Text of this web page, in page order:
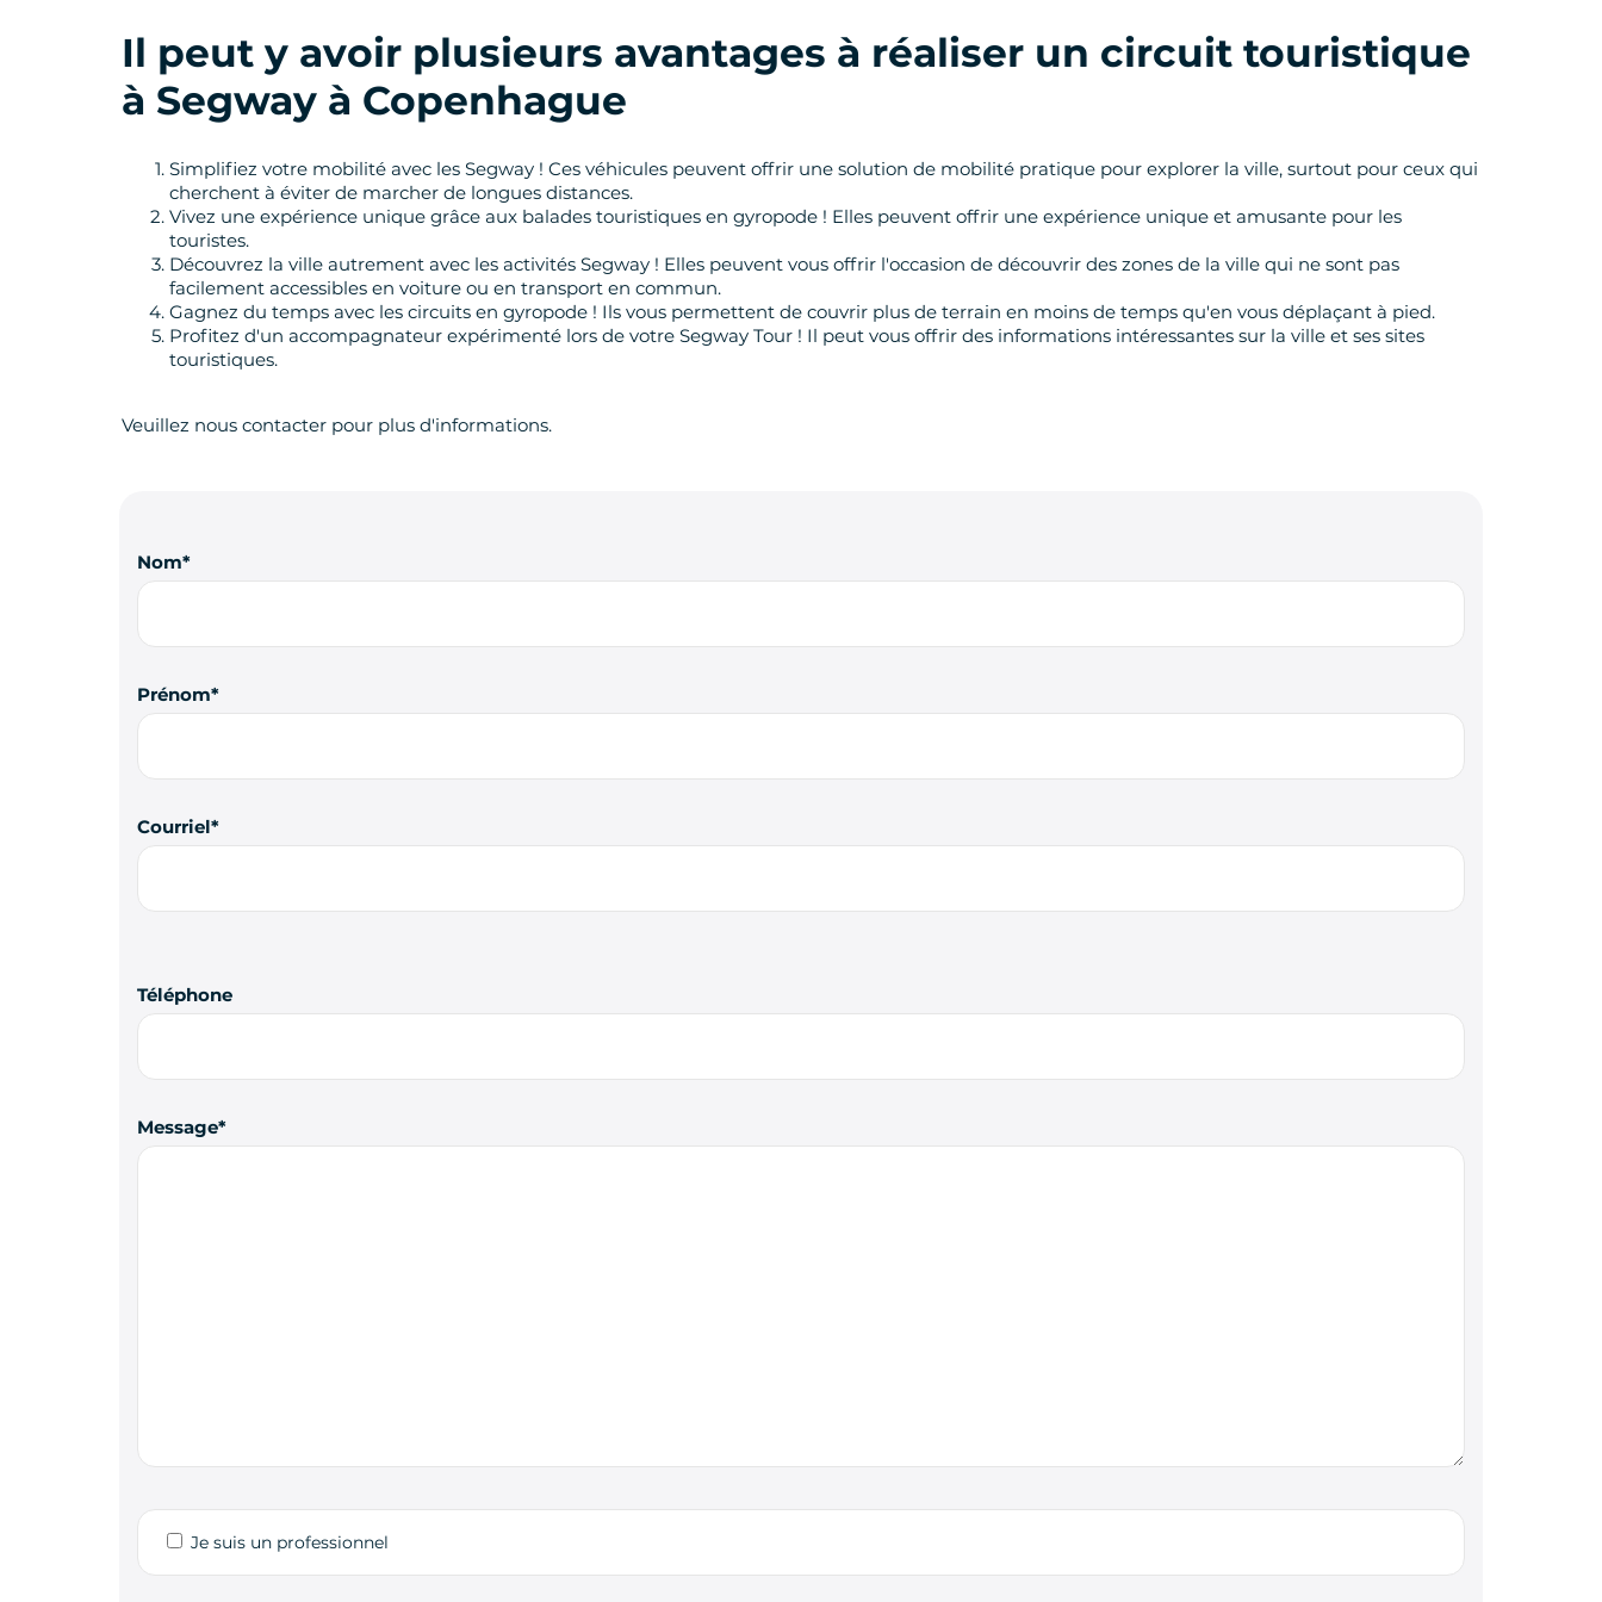
Il peut y avoir plusieurs avantages à réaliser un circuit touristique
à Segway à Copenhague
Simplifiez votre mobilité avec les Segway ! Ces véhicules peuvent offrir une solution de mobilité pratique pour explorer la ville, surtout pour ceux qui
cherchent à éviter de marcher de longues distances.
Vivez une expérience unique grâce aux balades touristiques en gyropode ! Elles peuvent offrir une expérience unique et amusante pour les
touristes.
Découvrez la ville autrement avec les activités Segway ! Elles peuvent vous offrir l'occasion de découvrir des zones de la ville qui ne sont pas
facilement accessibles en voiture ou en transport en commun.
Gagnez du temps avec les circuits en gyropode ! Ils vous permettent de couvrir plus de terrain en moins de temps qu'en vous déplaçant à pied.
Profitez d'un accompagnateur expérimenté lors de votre Segway Tour ! Il peut vous offrir des informations intéressantes sur la ville et ses sites
touristiques.
Veuillez nous contacter pour plus d'informations.
Nom
Prénom
Courriel
Téléphone
Message
Je suis un professionnel